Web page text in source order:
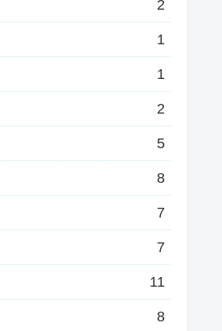
2
1
1
2
5
8
7
7
11
8